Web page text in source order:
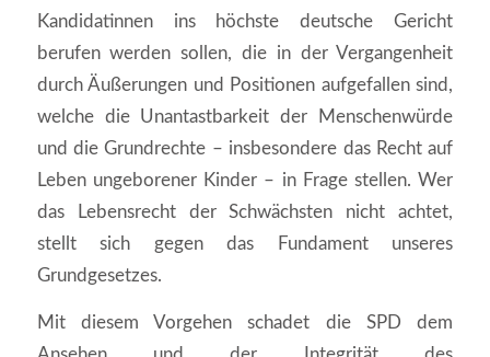
Kandidatinnen ins höchste deutsche Gericht
berufen werden sollen, die in der Vergangenheit
durch Äußerungen und Positionen aufgefallen sind,
welche die Unantastbarkeit der Menschenwürde
und die Grundrechte – insbesondere das Recht auf
Leben ungeborener Kinder – in Frage stellen. Wer
das Lebensrecht der Schwächsten nicht achtet,
stellt sich gegen das Fundament unseres
Grundgesetzes.
Mit diesem Vorgehen schadet die SPD dem